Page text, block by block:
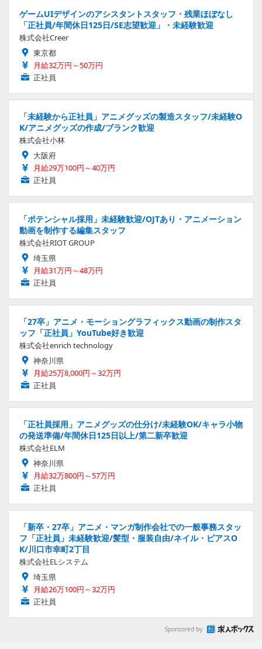
ゲームUIデザインのアシスタントスタッフ・残業ほぼなし
「正社員/年間休日125日/SE志望歓迎」・未経験歓迎
株式会社Creer
東京都
月給32万円～50万円
正社員
「未経験から正社員」アニメグッズの製造スタッフ/未経験O
K/アニメグッズの作成/ブランク歓迎
株式会社小林
大阪府
月給29万100円～40万円
正社員
「ポテンシャル採用」未経験歓迎/OJTあり・アニメーション
動画を制作する編集スタッフ
株式会社RIOT GROUP
埼玉県
月給31万円～48万円
正社員
「27卒」アニメ・モーショングラフィックス動画の制作スタ
ッフ「正社員」YouTube好き歓迎
株式会社enrich technology
神奈川県
月給25万8,000円～32万円
正社員
「正社員採用」アニメグッズの仕分け/未経験OK/キャラ小物
の発送準備/年間休日125日以上/第二新卒歓迎
株式会社ELM
神奈川県
月給32万800円～57万円
正社員
「新卒・27卒」アニメ・マンガ制作会社での一般事務スタッ
フ「正社員」未経験歓迎/髪型・服装自由/ネイル・ピアスO
K/川口市幸町2丁目
株式会社ELシステム
埼玉県
月給26万100円～32万円
正社員
Sponsored by